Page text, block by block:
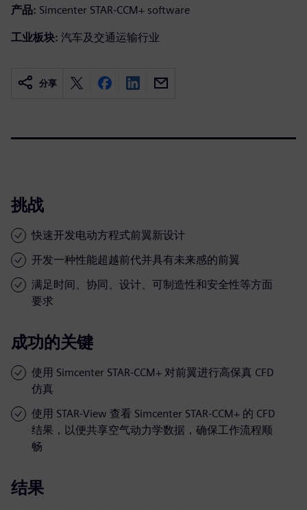
产品: Simcenter STAR-CCM+ software
工业板块: 汽车及交通运输行业
分享
挑战
快速开发电动方程式前翼新设计
开发一种性能超越前代并具有未来感的前翼
满足时间、协同、设计、可制造性和安全性等方面
要求
成功的关键
使用 Simcenter STAR-CCM+ 对前翼进行高保真 CFD
仿真
使用 STAR-View 查看 Simcenter STAR-CCM+ 的 CFD
结果，以便共享空气动力学数据，确保工作流程顺
畅
结果